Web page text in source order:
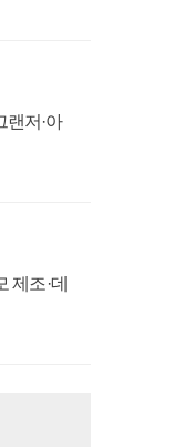
랜저·아
제조·데